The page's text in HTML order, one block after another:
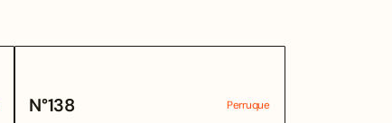
N°138 Perruque